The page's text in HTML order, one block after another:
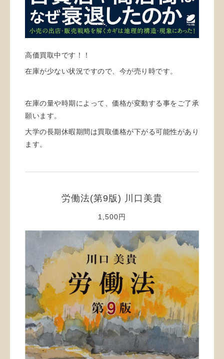
高価買取中です！！
在庫が少ない状況ですので、今が売り時です。
在庫の量や時期によって、価格が変動する事をご了承
願います。
大学の長期休暇期間は買取価格が下がる可能性があり
ます。
労働法(第9版) 川口美貴
1,500円